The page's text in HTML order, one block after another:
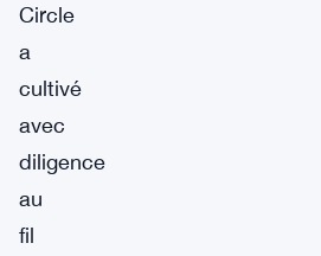
Circle
a
cultivé
avec
diligence
au
fil